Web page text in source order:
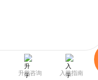
升学咨询 入学指南